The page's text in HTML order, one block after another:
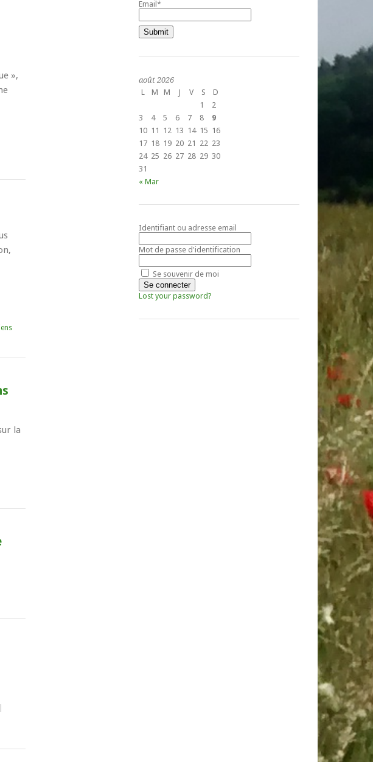
»,
la
Email*
août 2026
L
M M J V S
D
1
2
3
4 5 6 7 8
9
10 11 12 13 14 15 16
17 18 19 20 21 22 23
24 25 26 27 28 29 30
31
« Mar
Identifiant ou adresse email
Mot de passe d'identification
Se souvenir de moi
Lost your password?